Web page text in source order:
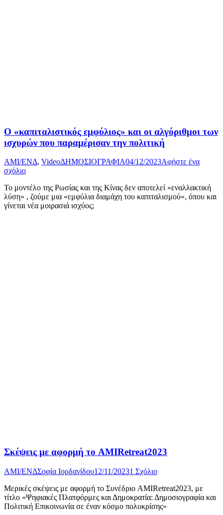
O «καπιταλιστικός εμφύλιος» και οι αλγόριθμοι των
ισχυρών που παραμέρισαν την πολιτική
AMI/ΕΝΔ, VideoΔΗΜΟΣΙΟΓΡΑΦΙΑ04/12/2023Αφήστε ένα
σχόλιο
Το μοντέλο της Ρωσίας και της Κίνας δεν αποτελεί «εναλλακτική
λύση» , ζούμε μια «εμφύλια διαμάχη του καπιταλισμού», όπου και
γίνεται νέα μοιρασιά ισχύος;
Σκέψεις με αφορμή το AMIRetreat2023
AMI/ΕΝΔΣοφία Ιορδανίδου12/11/20231 Σχόλιο
Μερικές σκέψεις με αφορμή το Συνέδριο AMIRetreat2023, με
τίτλο «Ψηφιακές Πλατφόρμες και Δημοκρατία: Δημοσιογραφία και
Πολιτική Επικοινωνία σε έναν κόσμο πολυκρίσης»